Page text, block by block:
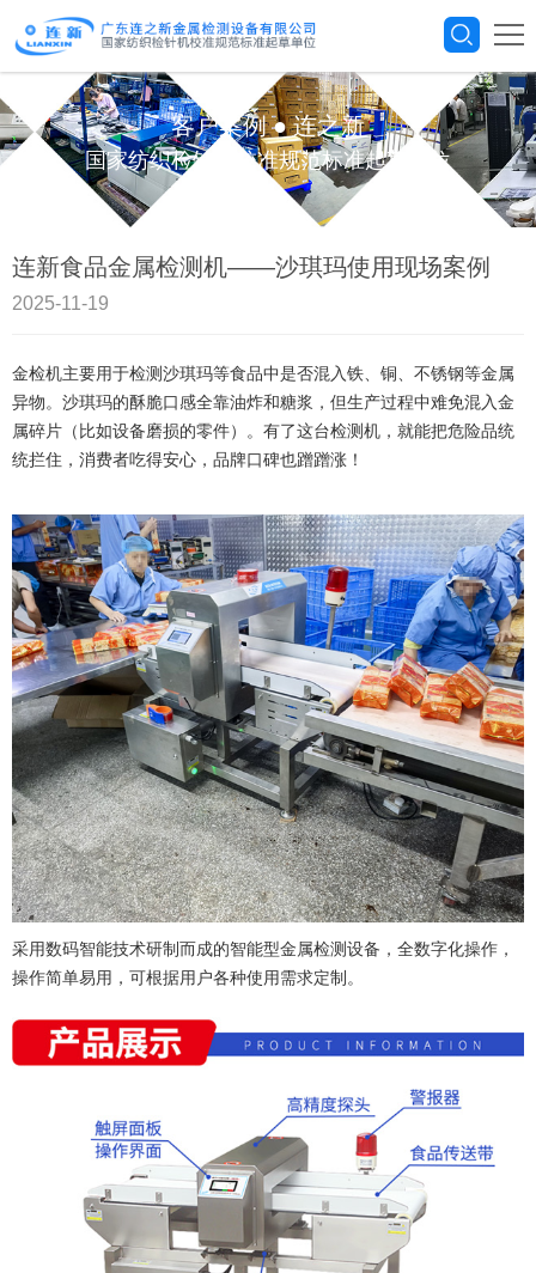
客户案例●连之新
国家纺织检针机校准规范标准起草单位
连新食品金属检测机——沙琪玛使用现场案例
2025-11-19
金检机主要用于检测沙琪玛等食品中是否混入铁、铜、不锈钢等金属
异物‌。沙琪玛的酥脆口感全靠油炸和糖浆，但生产过程中难免混入金
属碎片（比如设备磨损的零件）。有了这台检测机，就能把危险品统
统拦住，消费者吃得安心，品牌口碑也蹭蹭涨！
采用数码智能技术研制而成的智能型金属检测设备，全数字化操作，
操作简单易用，可根据用户各种使用需求定制。